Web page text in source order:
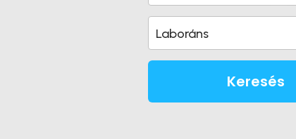
Laboráns
Keresés